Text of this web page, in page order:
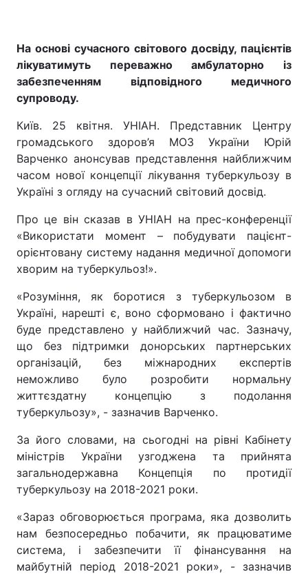
Головна
Україна Політика
Економіка Світ
Спорт Наука
Лайт
Зброя Інциденти
Здоров'я
Цікавинки Погода
Екологія
Лонгріди
На основі сучасного світового досвіду, пацієнтів
лікуватимуть переважно амбулаторно із
забезпеченням відповідного медичного
супроводу.
Київ. 25 квітня. УНІАН. Представник Центру
громадського здоров’я МОЗ України Юрій
Варченко анонсував представлення найближчим
часом нової концепції лікування туберкульозу в
Україні з огляду на сучасний світовий досвід.
Про це він сказав в УНІАН на прес-конференції
«Використати момент – побудувати пацієнт-
орієнтовану систему надання медичної допомоги
хворим на туберкульоз!».
«Розуміння, як боротися з туберкульозом в
Україні, нарешті є, воно сформовано і фактично
буде представлено у найближчий час. Зазначу,
що без підтримки донорських партнерських
організацій, без міжнародних експертів
неможливо було розробити нормальну
життєздатну концепцію з подолання
туберкульозу», - зазначив Варченко.
За його словами, на сьогодні на рівні Кабінету
міністрів України узгоджена та прийнята
загальнодержавна Концепція по протидії
туберкульозу на 2018-2021 роки.
«Зараз обговорюється програма, яка дозволить
нам безпосередньо побачити, як працюватиме
система, і забезпечити її фінансування на
майбутній період 2018-2021 роки», - зазначив